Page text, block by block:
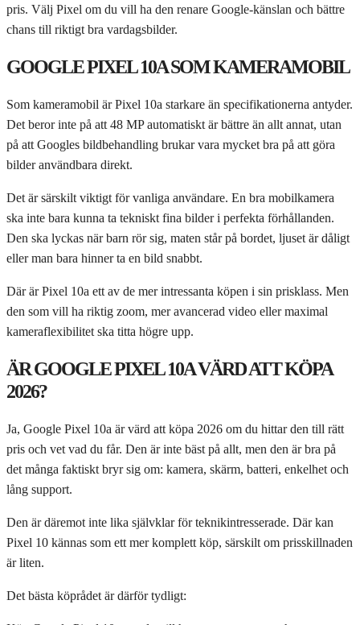
pris. Välj Pixel om du vill ha den renare Google-känslan och bättre
chans till riktigt bra vardagsbilder.
GOOGLE PIXEL 10A SOM KAMERAMOBIL
Som kameramobil är Pixel 10a starkare än specifikationerna antyder.
Det beror inte på att 48 MP automatiskt är bättre än allt annat, utan
på att Googles bildbehandling brukar vara mycket bra på att göra
bilder användbara direkt.
Det är särskilt viktigt för vanliga användare. En bra mobilkamera
ska inte bara kunna ta tekniskt fina bilder i perfekta förhållanden.
Den ska lyckas när barn rör sig, maten står på bordet, ljuset är dåligt
eller man bara hinner ta en bild snabbt.
Där är Pixel 10a ett av de mer intressanta köpen i sin prisklass. Men
den som vill ha riktig zoom, mer avancerad video eller maximal
kameraflexibilitet ska titta högre upp.
ÄR GOOGLE PIXEL 10A VÄRD ATT KÖPA
2026?
Ja, Google Pixel 10a är värd att köpa 2026 om du hittar den till rätt
pris och vet vad du får. Den är inte bäst på allt, men den är bra på
det många faktiskt bryr sig om: kamera, skärm, batteri, enkelhet och
lång support.
Den är däremot inte lika självklar för teknikintresserade. Där kan
Pixel 10 kännas som ett mer komplett köp, särskilt om prisskillnaden
är liten.
Det bästa köprådet är därför tydligt: